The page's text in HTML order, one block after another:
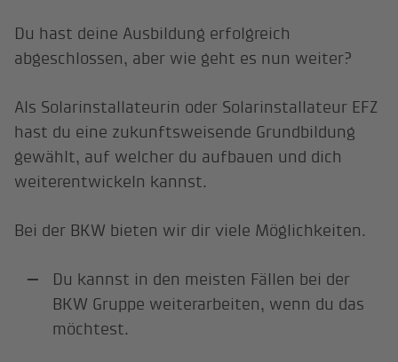
Du hast deine Ausbildung erfolgreich
abgeschlossen, aber wie geht es nun weiter?
Als Solarinstallateurin oder Solarinstallateur EFZ
hast du eine zukunftsweisende Grundbildung
gewählt, auf welcher du aufbauen und dich
weiterentwickeln kannst.
Bei der BKW bieten wir dir viele Möglichkeiten.
Du kannst in den meisten Fällen bei der
BKW Gruppe weiterarbeiten, wenn du das
möchtest.